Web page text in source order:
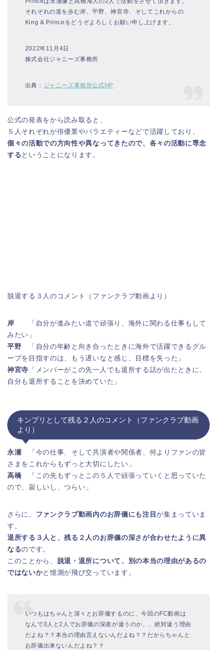
それぞれの道を歩む岸、平野、神宮寺、そしてこれからの
King & Princeをどうぞよろしくお願い申し上げます。
2022年11月4日
株式会社ジャニーズ事務所
出典： ジャニーズ事務所公式HP
公式の発表をから読み取ると、
５人それぞれが俳優業やバラエティーなどで活躍しており、
個々の活動での方向性や異なってきたので、各々の活動に専念
する ということになります。
脱退する３人のコメント（ファンクラブ動画より）
岸
「自分が進みたい道で頑張り、海外に関わる仕事もして
みたい」
平野
「自分の年齢と向き合ったときに海外で活躍できるグル
ープを目指すのは、もう遅いなと感じ、目標を失った」
神宮寺 「メンバーがこの先一人でも退所する話が出たときに、
自分も退所することを決めていた」
キンプリとして残る２人のコメント（ファンクラブ動画
より）
永瀬
「今の仕事、そして共演者や関係者、何よりファンの皆
さまをこれからもずっと大切にしたい」
高橋
「この先もずっとこの５人で頑張っていくと思っていた
ので、寂しいし、つらい」
さらに、 ファンクラブ動画内のお辞儀にも注目が集まっていま
す。
退所する３人と、残る２人のお辞儀の深さが合わせたように異
なるのです。
このことから、 脱退・退所について、別の本当の理由があるの
ではないかと憶測が飛び交っています。
いつもはちゃんと深々とお辞儀するのに、今回のFC動画は
なんで3人と2人でお辞儀の深差が違うのか、、絶対違う理由
だよね？？本当の理由言えないんだよね？？だからちゃんと
お辞儀出来ないんだよね？？